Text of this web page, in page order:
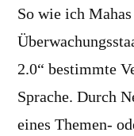
So wie ich
2.0“ bestimmte
Sprache. Durch
eines Themen-